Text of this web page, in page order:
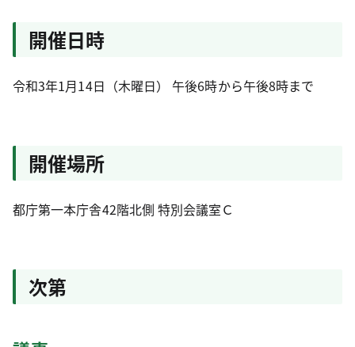
開催日時
令和3年1月14日（木曜日） 午後6時から午後8時まで
開催場所
都庁第一本庁舎42階北側 特別会議室Ｃ
次第